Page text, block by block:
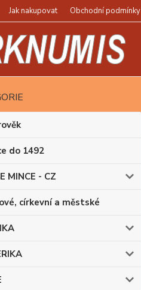
Jak nakupovat Obchodní podmínky
do 1492
MINCE - CZ
církevní a městské